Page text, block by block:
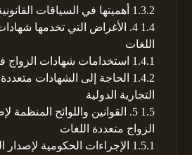
1.3.2 أهميتها في السياقات
1.4
4. الأغراض التي تخدمها
اللغات
1.4.1 استخدامات شهادات الزواج
1.4.2 الحاجة إلى الشهادات
التجارية الدولية
1.5
5. القوانين واللوائح المنظمة
الزواج متعددة اللغات
1.5.1 الإجراءات الحكومية لإصدار